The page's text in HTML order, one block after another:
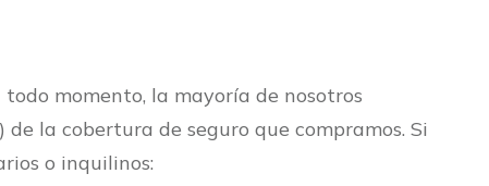
momento, la mayoría de nosotros
la cobertura de seguro que compramos. Si
o inquilinos: